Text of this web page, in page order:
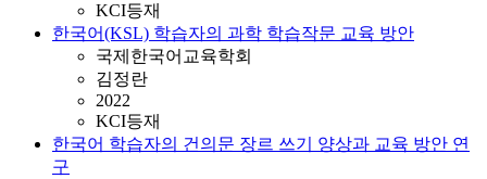
KCI등재
한국어(KSL) 학습자의 과학 학습작문 교육 방안
국제한국어교육학회
김정란
2022
KCI등재
한국어 학습자의 건의문 장르 쓰기 양상과 교육 방안 연
구